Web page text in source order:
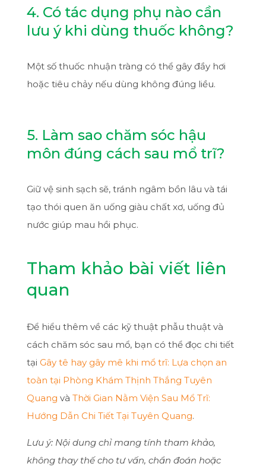
4. Có tác dụng phụ nào cần
lưu ý khi dùng thuốc không?
Một số thuốc nhuận tràng có thể gây đầy hơi
hoặc tiêu chảy nếu dùng không đúng liều.
5. Làm sao chăm sóc hậu
môn đúng cách sau mổ trĩ?
Giữ vệ sinh sạch sẽ, tránh ngâm bồn lâu và tái
tạo thói quen ăn uống giàu chất xơ, uống đủ
nước giúp mau hồi phục.
Tham khảo bài viết liên
quan
Để hiểu thêm về các kỹ thuật phẫu thuật và
cách chăm sóc sau mổ, bạn có thể đọc chi tiết
tại Gây tê hay gây mê khi mổ trĩ: Lựa chọn an
toàn tại Phòng Khám Thịnh Thắng Tuyên
Quang và Thời Gian Nằm Viện Sau Mổ Trĩ:
Hướng Dẫn Chi Tiết Tại Tuyên Quang.
Lưu ý: Nội dung chỉ mang tính tham khảo,
không thay thế cho tư vấn, chẩn đoán hoặc